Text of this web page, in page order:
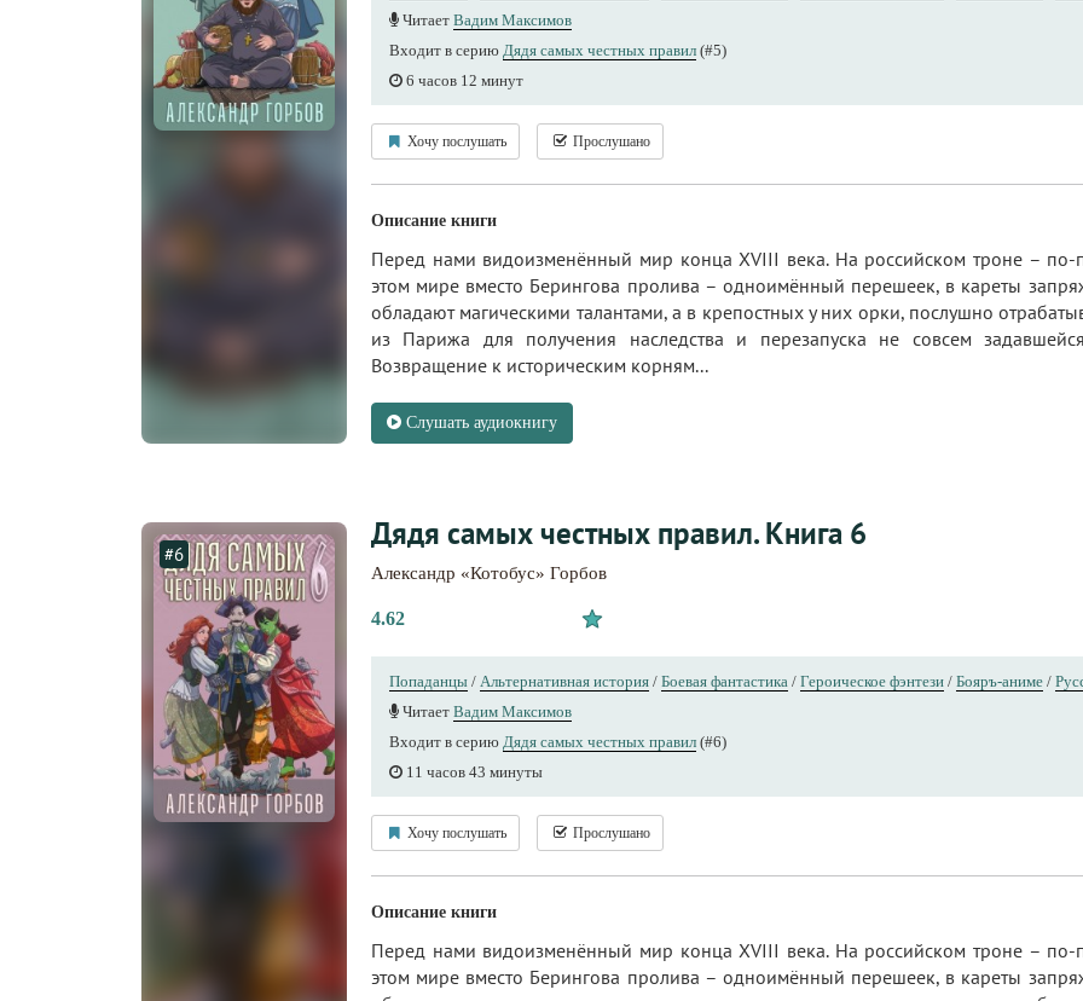
Читает Вадим Максимов
Входит в серию Дядя самых честных правил (#5)
6 часов 12 минут
Хочу послушать Прослушано
Описание книги
Перед нами видоизменённый мир конца XVIII века. На российском троне – по-
этом мире вместо Берингова пролива – одноимённый перешеек, в кареты
обладают магическими талантами, а в крепостных у них орки, послушно
из Парижа для получения наследства и перезапуска не совсем
Возвращение к историческим корням...
Слушать аудиокнигу
#6
Дядя самых честных правил. Книга 6
Александр «Котобус» Горбов
4.62
Попаданцы / Альтернативная история / Боевая фантастика / Героическое фэнтези / Бояръ-аниме /
Читает Вадим Максимов
Входит в серию Дядя самых честных правил (#6)
11 часов 43 минуты
Хочу послушать Прослушано
Описание книги
Перед нами видоизменённый мир конца XVIII века. На российском троне – по-
этом мире вместо Берингова пролива – одноимённый перешеек, в кареты